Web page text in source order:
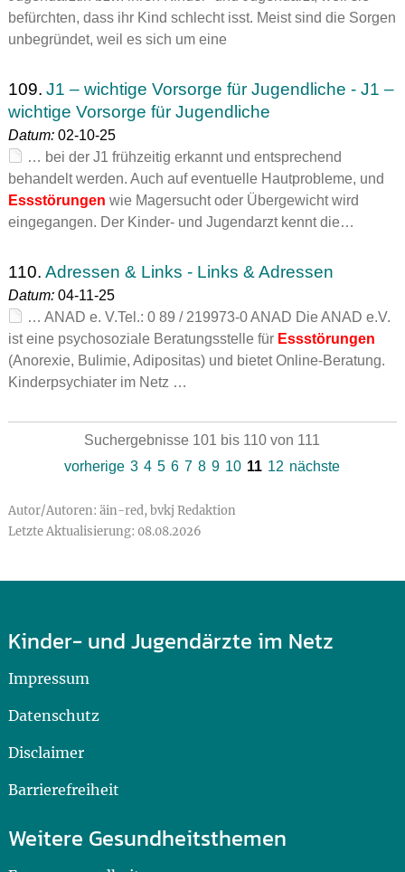
befürchten, dass ihr Kind schlecht isst. Meist sind die Sorgen
unbegründet, weil es sich um eine
109. J1 – wichtige Vorsorge für Jugendliche - J1 –
wichtige Vorsorge für Jugendliche
Datum:02-10-25
… bei der J1 frühzeitig erkannt und entsprechend
behandelt werden. Auch auf eventuelle Hautprobleme, und
Essstörungen wie Magersucht oder Übergewicht wird
eingegangen. Der Kinder- und Jugendarzt kennt die…
110. Adressen & Links - Links & Adressen
Datum:04-11-25
… ANAD e. V.Tel.: 0 89 / 219973-0 ANAD Die ANAD e.V.
ist eine psychosoziale Beratungsstelle für Essstörungen
(Anorexie, Bulimie, Adipositas) und bietet Online-Beratung.
Kinderpsychiater im Netz …
Suchergebnisse 101 bis 110 von 111
vorherige 3 4 5 6 7 8 9 10 11 12 nächste
Autor/Autoren: äin-red, bvkj Redaktion
Letzte Aktualisierung: 08.08.2026
Kinder- und Jugendärzte im Netz
Impressum
Datenschutz
Disclaimer
Barrierefreiheit
Weitere Gesundheitsthemen